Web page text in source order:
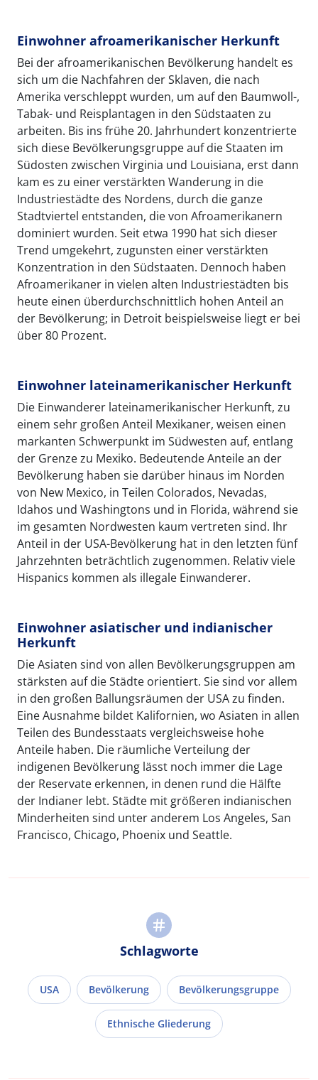
Einwohner afroamerikanischer Herkunft
Bei der afroamerikanischen Bevölkerung handelt es
sich um die Nachfahren der Sklaven, die nach
Amerika verschleppt wurden, um auf den Baumwoll-,
Tabak- und Reisplantagen in den Südstaaten zu
arbeiten. Bis ins frühe 20. Jahrhundert konzentrierte
sich diese Bevölkerungsgruppe auf die Staaten im
Südosten zwischen Virginia und Louisiana, erst dann
kam es zu einer verstärkten Wanderung in die
Industriestädte des Nordens, durch die ganze
Stadtviertel entstanden, die von Afroamerikanern
dominiert wurden. Seit etwa 1990 hat sich dieser
Trend umgekehrt, zugunsten einer verstärkten
Konzentration in den Südstaaten. Dennoch haben
Afroamerikaner in vielen alten Industriestädten bis
heute einen überdurchschnittlich hohen Anteil an
der Bevölkerung; in Detroit beispielsweise liegt er bei
über 80 Prozent.
Einwohner lateinamerikanischer Herkunft
Die Einwanderer lateinamerikanischer Herkunft, zu
einem sehr großen Anteil Mexikaner, weisen einen
markanten Schwerpunkt im Südwesten auf, entlang
der Grenze zu Mexiko. Bedeutende Anteile an der
Bevölkerung haben sie darüber hinaus im Norden
von New Mexico, in Teilen Colorados, Nevadas,
Idahos und Washingtons und in Florida, während sie
im gesamten Nordwesten kaum vertreten sind. Ihr
Anteil in der USA-Bevölkerung hat in den letzten fünf
Jahrzehnten beträchtlich zugenommen. Relativ viele
Hispanics kommen als illegale Einwanderer.
Einwohner asiatischer und indianischer
Herkunft
Die Asiaten sind von allen Bevölkerungsgruppen am
stärksten auf die Städte orientiert. Sie sind vor allem
in den großen Ballungsräumen der USA zu finden.
Eine Ausnahme bildet Kalifornien, wo Asiaten in allen
Teilen des Bundesstaats vergleichsweise hohe
Anteile haben. Die räumliche Verteilung der
indigenen Bevölkerung lässt noch immer die Lage
der Reservate erkennen, in denen rund die Hälfte
der Indianer lebt. Städte mit größeren indianischen
Minderheiten sind unter anderem Los Angeles, San
Francisco, Chicago, Phoenix und Seattle.
Schlagworte
USA Bevölkerung Bevölkerungsgruppe
Ethnische Gliederung